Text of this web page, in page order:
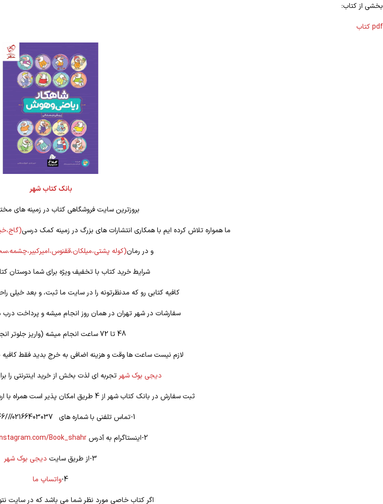
بخشی از کتاب:
pdf کتاب
بانک کتاب شهر
بروزترین سایت فروشگاهی کتاب در زمینه های
ما همواره تلاش کرده ایم با همکاری انتشارات های بزرگ در زمینه کمک درسی
و در رمان(کوله
شرایط خرید کتاب با تخفیف ویژه برای شما دوستان
کافیه کتابی رو که مدنظرتونه را در سایت ما ثبت، و بعد خیلی
سفارشات در شهر تهران در همان روز انجام میشه و پرداخت درب
لازم نیست ساعت ها وقت و هزینه اضافی به خرج بدید فقط کافیه
دیجی بوک شهر تجربه ای لذت بخش از خرید اینترنتی را
ثبت سفارش در بانک کتاب شهر از 4 طریق امکان پذیر است همراه با ارسال رایگان (تهران) و تخفیف ویژه
1-تماس تلفنی با شماره های 02166403037///02166403046
2-اینستاگرام به آدرس
Book_shahr/
3-از طریق سایت
دیجی بوک شهر
4- واتساپ ما
اگر کتاب خاصی مورد نظر شما می باشد که در سایت